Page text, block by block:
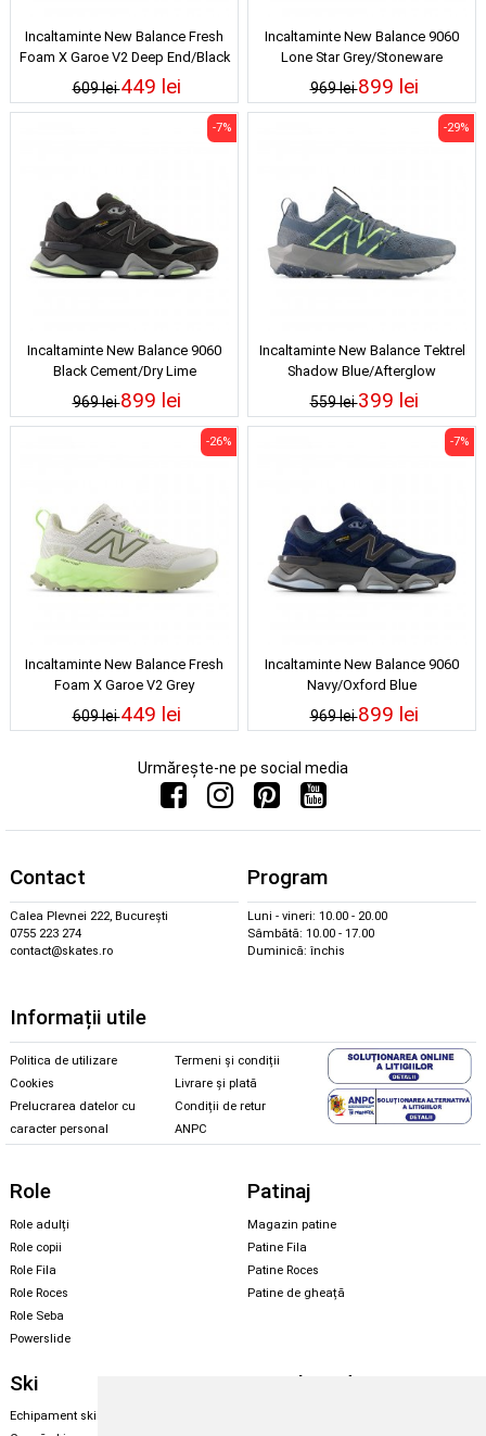
Incaltaminte New Balance Fresh
Foam X Garoe V2 Deep End/Black
609 lei449 lei
Incaltaminte New Balance 9060
Lone Star Grey/Stoneware
969 lei899 lei
Incaltaminte New Balance 9060
Black Cement/Dry Lime
969 lei
-7%
899 lei
Incaltaminte New Balance Tektrel
Shadow Blue/Afterglow
559 lei
-29%
399 lei
Incaltaminte New Balance Fresh
Foam X Garoe V2 Grey
Matter/Afterglow/Olivine
609 lei
-26%
449 lei
Incaltaminte New Balance 9060
Navy/Oxford Blue
969 lei
-7%
899 lei
Urmărește-ne pe social media
Contact
Calea Plevnei 222, București
0755 223 274
contact@skates.ro
Program
Luni - vineri: 10.00 - 20.00
Sâmbătă: 10.00 - 17.00
Duminică: închis
Informații utile
Politica de utilizare
Cookies
Prelucrarea datelor cu
caracter personal
Termeni și condiții
Livrare și plată
Condiții de retur
ANPC
Role
Role adulți
Role copii
Role Fila
Role Roces
Role Seba
Powerslide
Patinaj
Magazin patine
Patine Fila
Patine Roces
Patine de gheață
Ski
Echipament ski
Snowboard